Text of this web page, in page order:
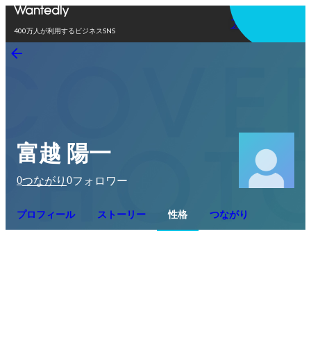
400万人が利用するビジネスSNS
アプリを使う
富越 陽一
0つながり 0フォロワー
プロフィール ストーリー 性格 つながり